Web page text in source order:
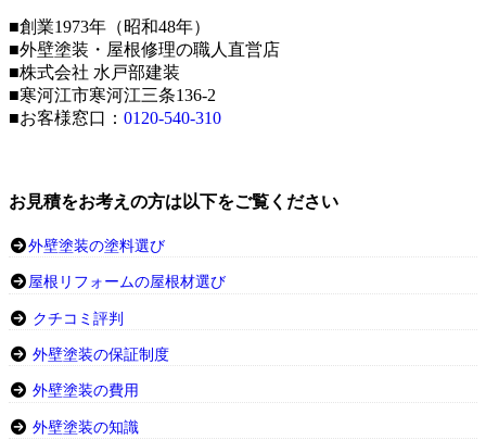
■創業1973年（昭和48年）
■外壁塗装・屋根修理の職人直営店
■株式会社 水戸部建装
■寒河江市寒河江三条136-2
■お客様窓口： 0120-540-310
お見積をお考えの方は以下をご覧ください
外壁塗装の塗料選び
屋根リフォームの屋根材選び
クチコミ評判
外壁塗装の保証制度
外壁塗装の費用
外壁塗装の知識